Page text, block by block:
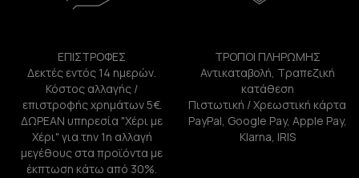
ΕΠΙΣΤΡΟΦΕΣ
Δεκτές εντός 14 ημερών.
Κόστος αλλαγής /
επιστροφής χρημάτων 5€.
ΔΩΡΕΑΝ υπηρεσία "Χέρι με
Χέρι" για την 1η αλλαγή
μεγέθους στα προϊόντα με
έκπτωση κάτω από 30%.
ΤΡΟΠΟΙ ΠΛΗΡΩΜΗΣ
Αντικαταβολή, Τραπεζική
κατάθεση
Πιστωτική / Χρεωστική κάρτα
PayPal, Google Pay, Apple Pay,
Klarna, IRIS